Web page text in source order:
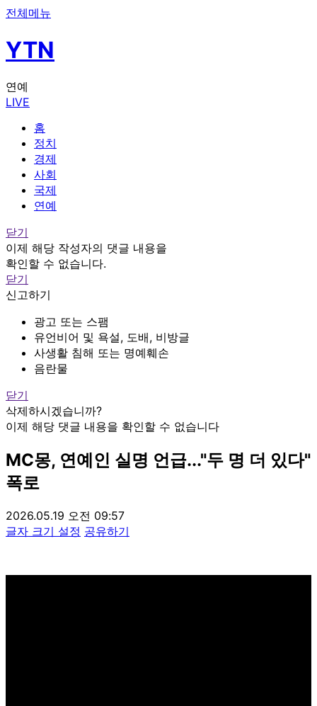
전체메뉴
YTN
연예
LIVE
홈
정치
경제
사회
국제
연예
닫기
이제 해당 작성자의 댓글 내용을
확인할 수 없습니다.
닫기
신고하기
광고 또는 스팸
유언비어 및 욕설, 도배, 비방글
사생활 침해 또는 명예훼손
음란물
닫기
삭제하시겠습니까?
이제 해당 댓글 내용을 확인할 수 없습니다
MC몽, 연예인 실명 언급..."두 명 더 있다"
폭로
2026.05.19 오전 09:57
글자 크기 설정 공유하기